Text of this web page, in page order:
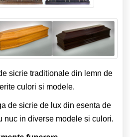
sicrie traditionale din lemn de
culori si modele.
de sicrie de lux din esenta de
nuc in diverse modele si culori.